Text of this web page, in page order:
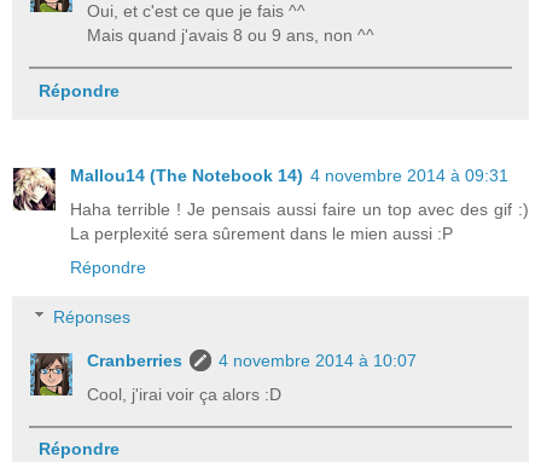
Oui, et c'est ce que je fais ^^
Mais quand j'avais 8 ou 9 ans, non ^^
Répondre
Mallou14 (The Notebook 14) 4 novembre 2014 à 09:31
Haha terrible ! Je pensais aussi faire un top avec des gif :)
La perplexité sera sûrement dans le mien aussi :P
Répondre
Réponses
Cranberries
4 novembre 2014 à 10:07
Cool, j'irai voir ça alors :D
Répondre